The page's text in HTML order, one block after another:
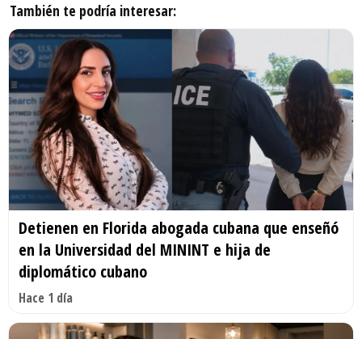
También te podría interesar:
Detienen en Florida abogada cubana que enseñó
en la Universidad del MININT e hija de
diplomático cubano
Hace 1 día